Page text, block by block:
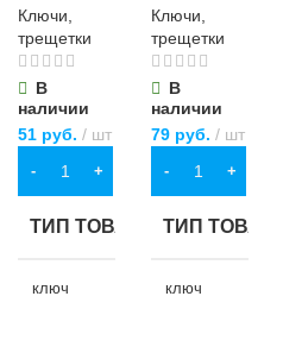
Ключи,
трещетки
В
наличии
51 руб. шт
В КОРЗИНУ
ТИП ТОВАРА
ключ
Ключи,
трещетки
В
наличии
79 руб. шт
В КОРЗИНУ
ТИП ТОВАРА
ключ